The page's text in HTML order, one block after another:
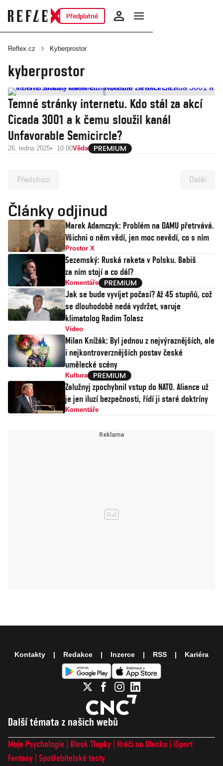
Předplatné
Reflex.cz Kyberprostor
kyberprostor
Temné stránky internetu. Kdo stál za akcí
Cicada 3001 a k čemu sloužil kanál
Unfavorable Semicircle?
26. ledna 2025 10:00Věda
Předchozí Další
Články odjinud
Marek Adamczyk: Problém na DAMU přetrvává.
Všichni o něm vědí, jen moc nevědí, co s ním
Prostor X
Sezemský: Ruská raketa v Polsku. Babiš
za ním stojí a co dál?
Komentáře
Jak se bude vyvíjet počasí? Až 45 stupňů, což
se dlouhodobě nedá vydržet, varuje
klimatolog Radim Tolasz
Video
Milan Knížák: Byl jednou z nejvýraznějších, ale
i nejkontroverznějších postav české
umělecké scény
Kultura
Zalužnyj zpochybnil vstup do NATO. Aliance už
je jen iluzí bezpečnosti, řídí ji staré doktríny
Komentáře
Další témata z našich webů
Moje Psychologie Blesk Tlapky Hráči na Blesku
iSport
Fantasy Spotřebitelské testy
Kontakty Redakce Inzerce RSS Kariéra